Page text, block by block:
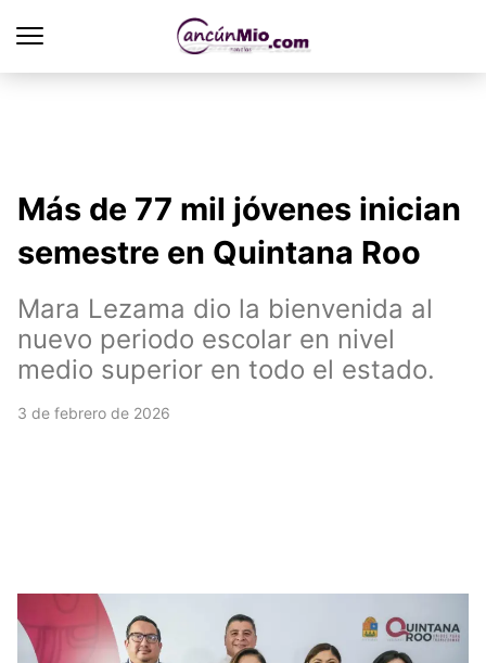
Más de 77 mil jóvenes inician
semestre en Quintana Roo
Mara Lezama dio la bienvenida al
nuevo periodo escolar en nivel
medio superior en todo el estado.
3 de febrero de 2026